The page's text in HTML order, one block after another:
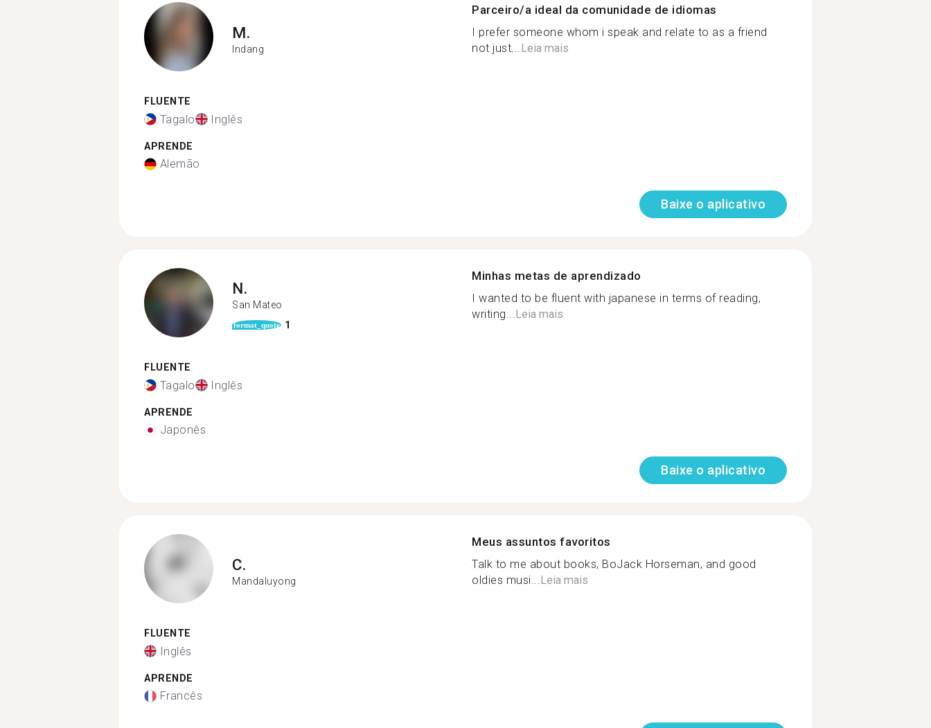
M.
Indang
FLUENTE
Tagalo Inglês
APRENDE
Alemão
Parceiro/a ideal da comunidade de idiomas
I prefer someone whom i speak and relate to as a friend
not just...Leia mais
Baixe o aplicativo
N.
San Mateo
format_quote 1
FLUENTE
Tagalo Inglês
APRENDE
Japonês
Minhas metas de aprendizado
I wanted to be fluent with japanese in terms of reading,
writing...Leia mais
Baixe o aplicativo
C.
Mandaluyong
FLUENTE
Inglês
APRENDE
Francês
Meus assuntos favoritos
Talk to me about books, BoJack Horseman, and good
oldies musi...Leia mais